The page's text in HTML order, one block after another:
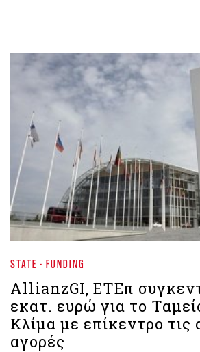
STATE - FUNDING
AllianzGI, ΕΤΕπ
εκατ. ευρώ για το
Κλίμα με επίκεντρο τις
αγορές